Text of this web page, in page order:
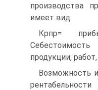
производства
имеет вид:
Крпр=
продукции, работ,
Возможность